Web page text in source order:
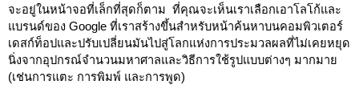
จะอยู่ในหน้าจอที่เล็กที่สุดก็ตาม  ที่คุณจะเห็นเราเลือกเอาโลโก้และ
แบรนด์ของ Google ที่เราสร้างขึ้นสำหรับหน้าค้นหาบนคอมพิวเตอร์
เดสก์ท็อปและปรับเปลี่ยนมันไปสู่โลกแห่งการประมวลผลที่ไม่เคยหยุด
นิ่งจากอุปกรณ์จำนวนมหาศาลและวิธีการใช้รูปแบบต่างๆ มากมาย
(เช่นการแตะ การพิมพ์ และการพูด)